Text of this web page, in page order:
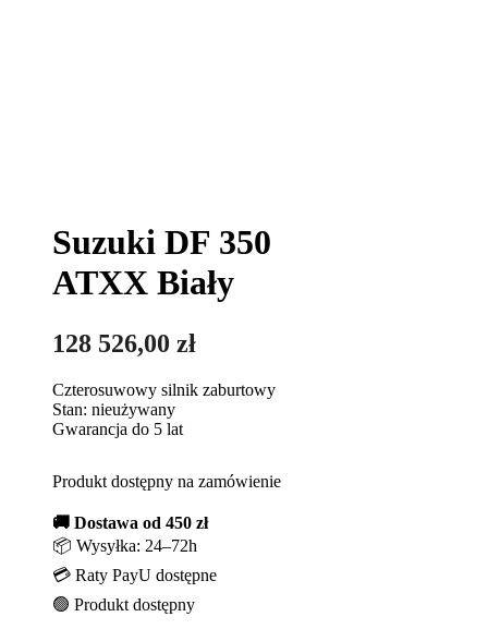
Suzuki DF 350
ATXX Biały
128 526,00 zł
Czterosuwowy silnik zaburtowy
Stan: nieużywany
Gwarancja do 5 lat
Produkt dostępny na zamówienie
🚚 Dostawa od 450 zł
📦 Wysyłka: 24–72h
💳 Raty PayU dostępne
🟢 Produkt dostępny